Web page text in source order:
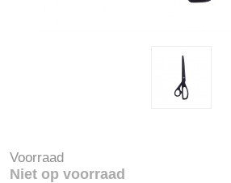
Voorraad
Niet op voorraad